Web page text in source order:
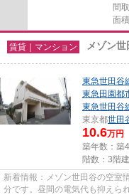
間
面
賃貸｜マンション メゾン世
東急世田谷
東急田園都
東急世田谷
東京都世田
10.6万円
築年数：築
階数：3階建
新着情報：メゾン世田谷の空室
分です。昼間の電気代も抑えら